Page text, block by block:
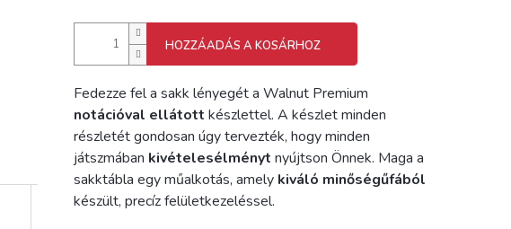
HOZZÁADÁS A KOSÁRHOZ
Fedezze fel a sakk lényegét a Walnut Premium
notációval ellátott készlettel. A készlet minden
részletét gondosan úgy tervezték, hogy minden
játszmában kivételesélményt nyújtson Önnek. Maga a
sakktábla egy műalkotás, amely kiváló minőségűfából
készült, precíz felületkezeléssel.